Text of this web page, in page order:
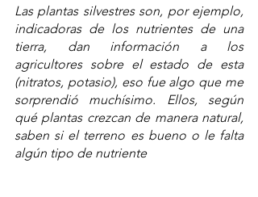
Las plantas silvestres son, por ejemplo,
indicadoras de los nutrientes de una
tierra, dan información a los
agricultores sobre el estado de esta
(nitratos, potasio), eso fue algo que me
sorprendió muchísimo. Ellos, según
qué plantas crezcan de manera natural,
saben si el terreno es bueno o le falta
algún tipo de nutriente